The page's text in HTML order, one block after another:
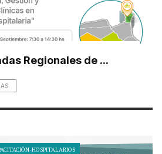
Regionales de ...
HOSPITALARIOS